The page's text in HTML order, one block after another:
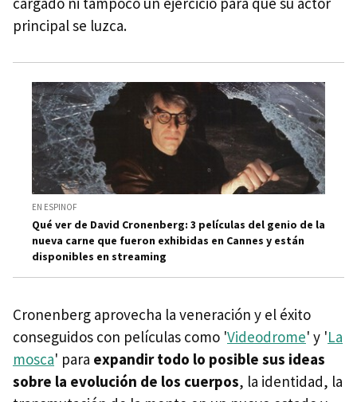
principal se luzca.
EN ESPINOF
Qué ver de David Cronenberg: 3 películas del genio de la
nueva carne que fueron exhibidas en Cannes y están
disponibles en streaming
Cronenberg aprovecha la veneración y el éxito
conseguidos con películas como 'Videodrome' y 'La
mosca' para expandir todo lo posible sus ideas
sobre la evolución de los cuerpos, la identidad, la